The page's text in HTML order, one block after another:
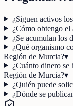
¿Siguen activos
¿Cómo obtengo
¿Se acumulan los
¿Qué organismo
Región de Murcia?▾
¿Cuánto dinero
Región de Murcia?▾
¿Quién puede
¿Dónde se